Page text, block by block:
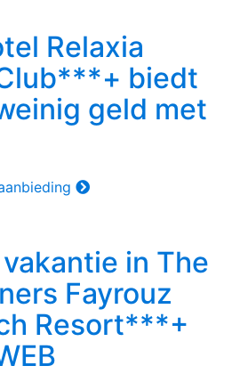
Relaxia
biedt
geld met
in The
Fayrouz
Resort***+